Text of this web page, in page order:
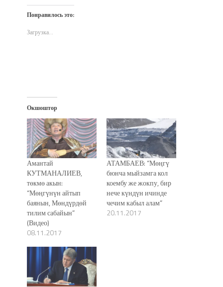
Twitter
(Открывается
в
окне)
Facebook
(Открывается
в
Понравилось это:
Загрузка...
Окшоштор
Амантай
КУТМАНАЛИЕВ,
төкмө акын:
“Мөңгүнүн айтып
баянын, Мөндүрдөй
тилим сабайын”
(Видео)
08.11.2017
АТАМБАЕВ: “Мөңгү
бюнча мыйзамга кол
коембу же жокпу, бир
нече күндүн ичинде
чечим кабыл алам”
20.11.2017